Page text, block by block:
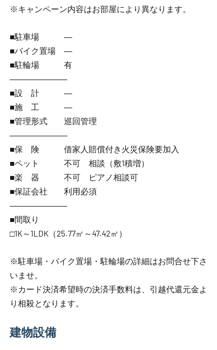
※キャンペーン内容はお部屋により異なります。
■駐車場 ―
■バイク置場 ―
■駐輪場 有
―――――――
■設 計 ―
■施 工 ―
■管理形式 巡回管理
―――――――
■保 険 借家人賠償付き火災保険要加入
■ペット 不可 相談（敷1積増）
■楽 器 不可 ピアノ相談可
■保証会社 利用必須
―――――――
■間取り
□1K～1LDK（25.77㎡～47.42㎡）
※駐車場・バイク置場・駐輪場の詳細はお問合せ下さ
いませ。
※カード決済希望時の決済手数料は、引越代還元金よ
り相殺となります。
建物設備